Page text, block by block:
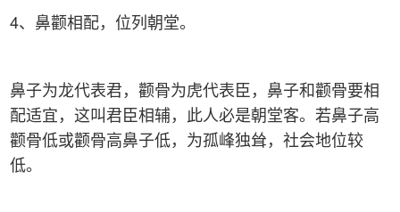
4、鼻颧相配，位列朝堂。
鼻子为龙代表君，颧骨为虎代表臣，鼻子和颧骨要相
配适宜，这叫君臣相辅，此人必是朝堂客。若鼻子高
颧骨低或颧骨高鼻子低，为孤峰独耸，社会地位较
低。